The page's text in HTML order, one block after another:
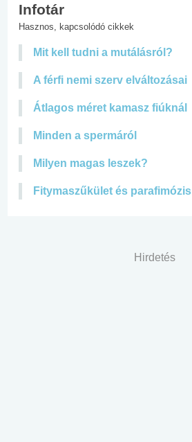
Infotár
Hasznos, kapcsolódó cikkek
Mit kell tudni a mutálásról?
A férfi nemi szerv elváltozásai
Átlagos méret kamasz fiúknál
Minden a spermáról
Milyen magas leszek?
Fitymaszűkület és parafimózis
Hirdetés